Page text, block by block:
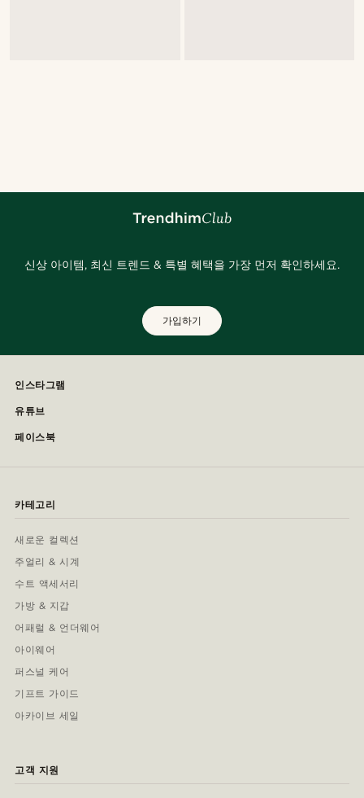
신상 아이템, 최신 트렌드 & 특별 혜택을 가장 먼저 확인하세요.
가입하기
인스타그램
유튜브
페이스북
카테고리
새로운 컬렉션
주얼리 & 시계
수트 액세서리
가방 & 지갑
어패럴 & 언더웨어
아이웨어
퍼스널 케어
기프트 가이드
아카이브 세일
고객 지원